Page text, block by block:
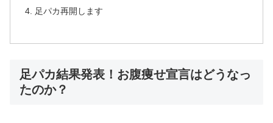
足パカ再開します
足パカ結果発表！お腹痩せ宣言はどうなっ
たのか？